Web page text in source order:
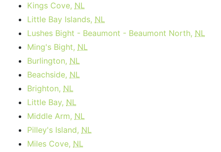
Kings Cove, NL
Little Bay Islands, NL
Lushes Bight - Beaumont - Beaumont North, NL
Ming's Bight, NL
Burlington, NL
Beachside, NL
Brighton, NL
Little Bay, NL
Middle Arm, NL
Pilley's Island, NL
Miles Cove, NL